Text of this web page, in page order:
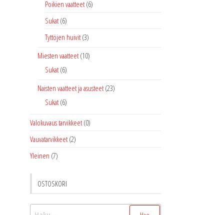
Poikien vaatteet (6)
Sukat (6)
Tyttöjen huivit (3)
Miesten vaatteet (10)
Sukat (6)
Naisten vaatteet ja asusteet (23)
Sukat (6)
Valokuvaus tarvikkeet (0)
Vauvatarvikkeet (2)
Yleinen (7)
OSTOSKORI
Haku: